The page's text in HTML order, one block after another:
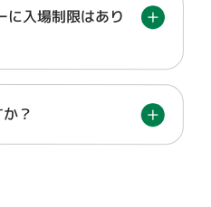
に入場制限はあり
？